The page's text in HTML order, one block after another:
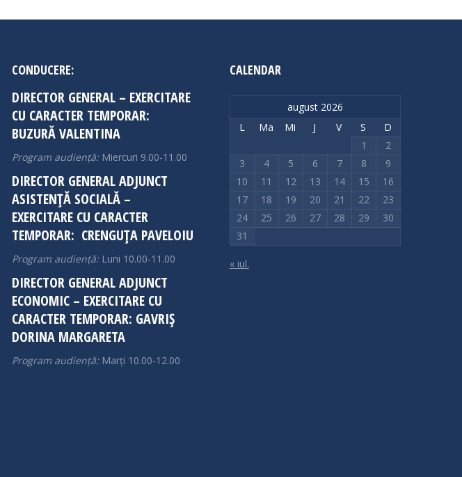
CONDUCERE:
DIRECTOR GENERAL – EXERCITARE
CU CARACTER TEMPORAR:
BUZURĂ VALENTINA
Program audiență: Miercuri 9.00-11.00
DIRECTOR GENERAL ADJUNCT
ASISTENȚĂ SOCIALĂ –
EXERCITARE CU CARACTER
TEMPORAR: CRENGUȚA PAVELOIU
Program audiență: Luni 10.00-11.00
DIRECTOR GENERAL ADJUNCT
ECONOMIC – EXERCITARE CU
CARACTER TEMPORAR: GAVRIȘ
DORINA MARGARETA
Program audiență: Marți 10.00-12.00
CALENDAR
august 2026
L
Ma Mi J V S
D
1
2
3
4 5 6 7 8
9
10
11 12 13 14 15
16
17
18 19 20 21 22
23
24
25 26 27 28 29
30
31
« iul.